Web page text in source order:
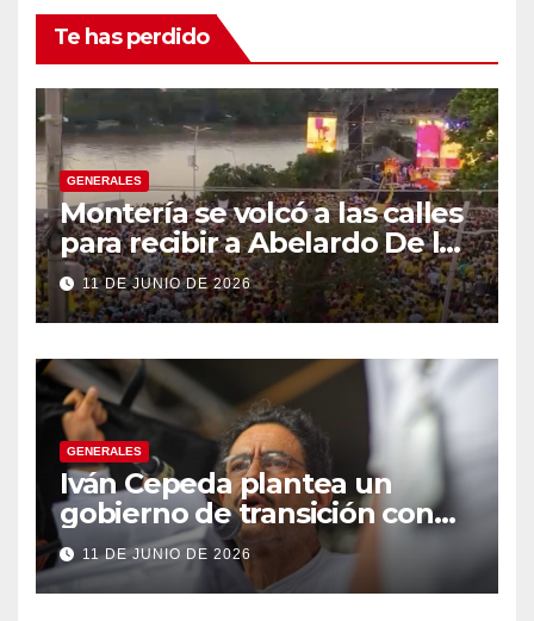
Te has perdido
GENERALES
Montería se volcó a las calles
para recibir a Abelardo De la
Espriella
11 DE JUNIO DE 2026
GENERALES
Iván Cepeda plantea un
gobierno de transición con
énfasis en el empalme
institucional y una eventual
constituyente
11 DE JUNIO DE 2026